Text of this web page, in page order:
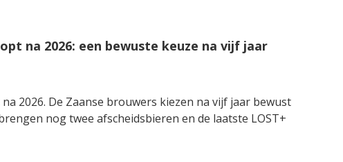
na 2026: een bewuste keuze na vijf jaar
2026. De Zaanse brouwers kiezen na vijf jaar bewust
nog twee afscheidsbieren en de laatste LOST+